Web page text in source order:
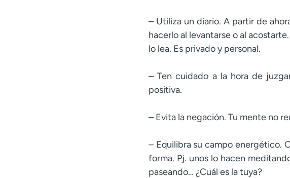
– Utiliza un diario. A partir de
hacerlo al levantarse o al
lo lea. Es privado y personal.
– Ten cuidado a la hora de
positiva.
– Evita la negación. Tu mente no
– Equilibra su campo energético.
forma. Pj. unos lo hacen
paseando… ¿Cuál es la tuya?